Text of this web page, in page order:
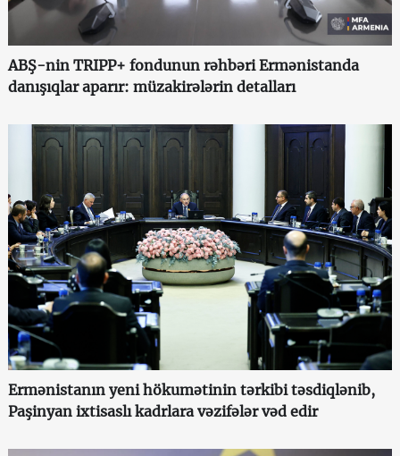
ABŞ-nin TRIPP+ fondunun rəhbəri Ermənistanda
danışıqlar aparır: müzakirələrin detalları
Ermənistanın yeni hökumətinin tərkibi təsdiqlənib,
Paşinyan ixtisaslı kadrlara vəzifələr vəd edir